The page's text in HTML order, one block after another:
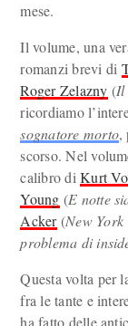
mese.
Il volume, una
romanzi brevi di
Roger Zelazny (Il
ricordiamo
sognatore morto,
scorso. Nel
calibro diKurt
Young (E notte
Acker(New
problema di
Questa volta per
fra le tante e
ha fatto delle